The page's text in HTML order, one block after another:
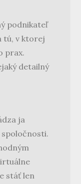
podnikateľ
tú, v ktorej
prax.
detailný
ja
stáť len